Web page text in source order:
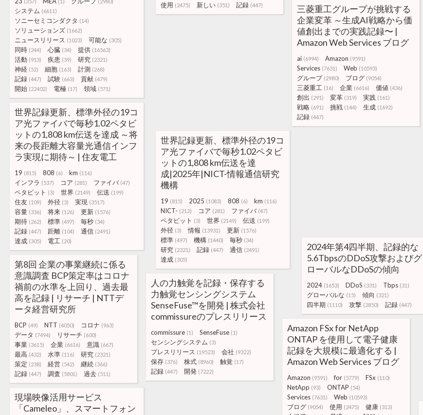
使用 (2475) 新しい (351) 記録 (447)
システム (6611)
ソニーセミコンダクタ (14)
ソリューションズ (1662)
ニュースリリース (1023) 可能な (305)
同時 (244) 心臓 (34) 提供 (16563)
活動 (913) 疾患 (39) 研究 (2321)
神経 (52) 細胞 (163) 計測 (268)
記録 (447) 試験 (663) 貢献 (479)
開始 (22402) 電極 (17) 領域 (571)
三菱重工グループが挑戦する
企業変革 ～生成AI戦略から価
値創出までの実践記録〜 |
Amazon Web Services ブログ
ai (6994) Amazon (9591)
Services (7631) Web (10593)
グループ (2980) ブログ (9054)
三菱重工 (16) 企業 (6616) 価値 (436)
創出 (291) 変革 (319) 実践 (161)
戦略 (691) 挑戦 (144) 生成 (1692)
記録 (447)
世界記録更新、標準外径の19コ
ア光ファイバで毎秒1.02ペタビ
ットの1,808 km伝送を達成 ～将
来の長距離大容量光通信インフ
ラ実現に期待～ | 住友電工
19 (815) 808 (6) km (116)
インフラ (537) コア (281) ファイバ (47)
ペタビット (3) 世界 (2149) 伝送 (199)
住友 (109) 外径 (3) 実現 (3517)
容量 (336) 将来 (126) 更新 (1576)
期待 (262) 標準 (497) 毎秒 (34)
記録 (447) 距離 (104) 通信 (2491)
達成 (305) 電工 (20)
世界記録更新、標準外径の19コ
ア光ファイバで毎秒1.02ペタビ
ットの1,808 km伝送を達
成|2025年|NICT-情報通信研究
機構
19 (815) 2025 (1083) 808 (6) km (116)
NICT- (212) コア (281) ファイバ (47)
ペタビット (3) 世界 (2149) 伝送 (199)
外径 (3) 情報 (13931) 更新 (1576)
標準 (497) 機構 (1440) 毎秒 (34)
研究 (2321) 記録 (447) 通信 (2491)
達成 (305)
2024年第4四半期、記録的な
5.6TbpsのDDoS攻撃およびグ
ローバルなDDoSの傾向
2024 (1653) DDoS (331) Tbps (31)
グローバルな (15) 傾向 (321)
四半期 (1110) 攻撃 (2850) 記録 (447)
第8回 企業の事業継続に係る
意識調査 BCP策定率はコロナ
禍前の水準を上回り、過去最
高を記録 | リサーチ | NTTデ
ータ経営研究所
BCP (49) NTT (4050) コロナ (963)
データ (7494) リサーチ (600)
事業 (3615) 企業 (6616) 意識 (667)
最高 (432) 水準 (116) 研究 (2321)
策定 (238) 経営 (542) 継続 (366)
記録 (447) 調査 (5801) 過去 (511)
人の力触覚を記録・保存する
力触覚センシングシステム
SenseFuse™を開発 | 株式会社
commissureのプレスリリース
commissure (1) SenseFuse (1)
センシングシステム (3)
プレスリリース (19523) 会社 (9322)
保存 (376) 株式 (8960) 触覚 (17)
記録 (447) 開発 (7222)
Amazon FSx for NetApp
ONTAP を使用して電子健康
記録を大規模に最適化する |
Amazon Web Services ブログ
Amazon (9591) for (5779) FSx (110)
NetApp (93) ONTAP (54)
Services (7631) Web (10593)
ブログ (9054) 使用 (2475) 健康 (313)
現場映像活用サービス
「Cameleo」、スマートフォン